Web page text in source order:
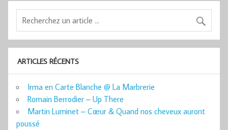
ARTICLES RÉCENTS
Irma en Carte Blanche @ La Marbrerie
Romain Berrodier – Up There
Martin Luminet – Cœur & Quand nos cheveux auront
poussé